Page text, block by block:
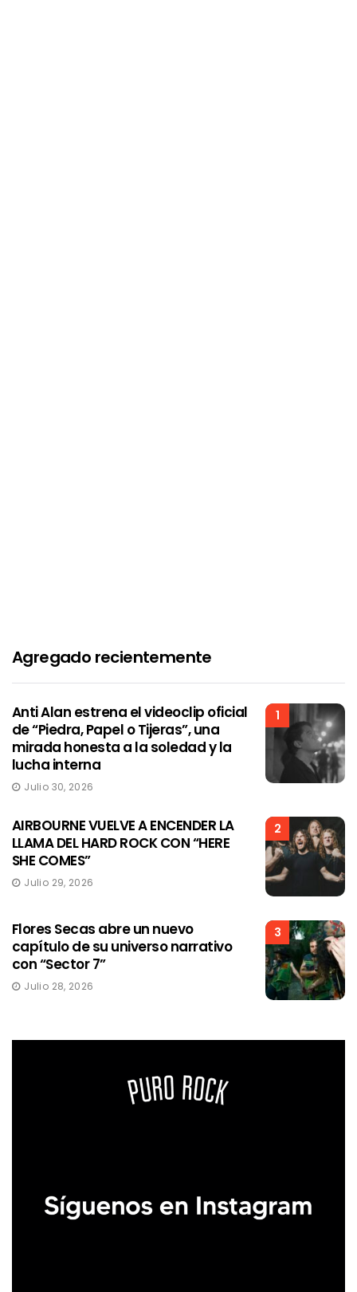
Agregado recientemente
1
Anti Alan estrena el videoclip oficial
de “Piedra, Papel o Tijeras”, una
mirada honesta a la soledad y la
lucha interna
Julio 30, 2026
2
AIRBOURNE VUELVE A ENCENDER LA
LLAMA DEL HARD ROCK CON “HERE
SHE COMES”
Julio 29, 2026
3
Flores Secas abre un nuevo
capítulo de su universo narrativo
con “Sector 7”
Julio 28, 2026